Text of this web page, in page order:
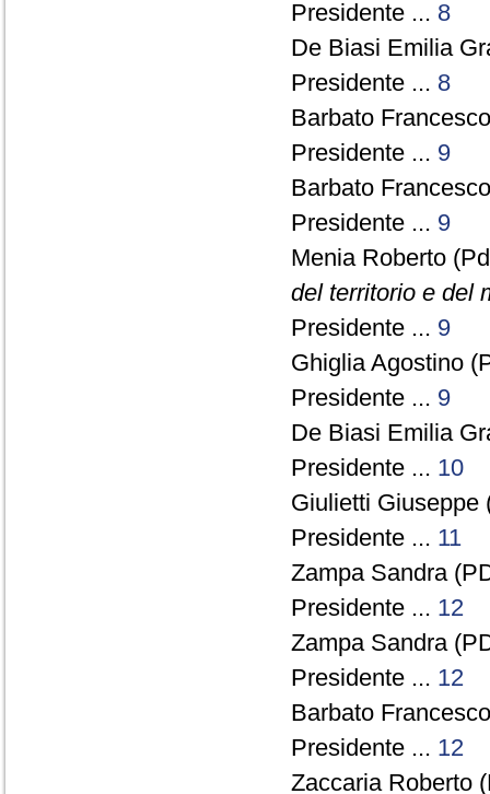
Presidente ... 8
De Biasi Emilia
Presidente ... 8
Barbato
Presidente ... 9
Barbato
Presidente ... 9
Menia Roberto
del territorio e del
Presidente ... 9
Ghiglia Agostino
Presidente ... 9
De Biasi Emilia
Presidente ... 10
Giulietti
Presidente ... 11
Zampa Sandra
Presidente ... 12
Zampa Sandra
Presidente ... 12
Barbato
Presidente ... 12
Zaccaria Roberto